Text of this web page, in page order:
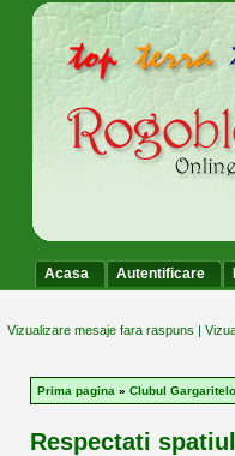
Acasa Autentificare
Vizualizare mesaje fara raspuns |
Prima pagina » Clubul
Respectati